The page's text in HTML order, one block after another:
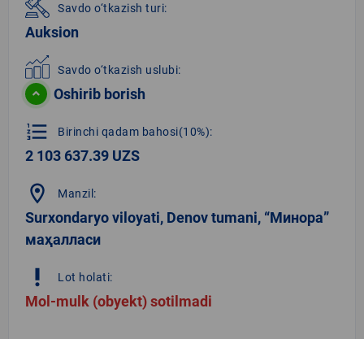
Savdo o‘tkazish turi:
Auksion
Savdo o‘tkazish uslubi:
Oshirib borish
format_list_numbered Birinchi qadam bahosi(10%):
2 103 637.39 UZS
location_on Manzil:
Surxondaryo viloyati, Denov tumani, “Минора”
маҳалласи
priority_high Lot holati:
Mol-mulk (obyekt) sotilmadi